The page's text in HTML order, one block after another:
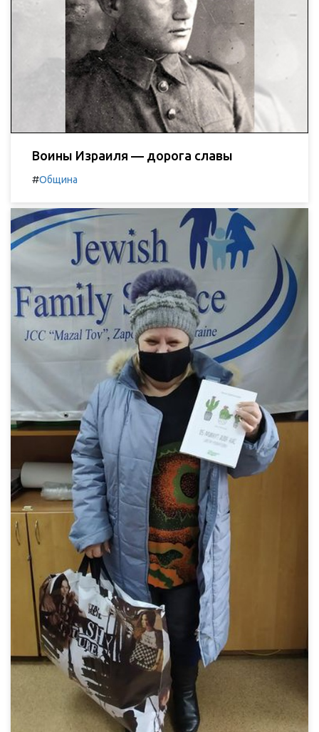
Воины Израиля — дорога славы
#Община